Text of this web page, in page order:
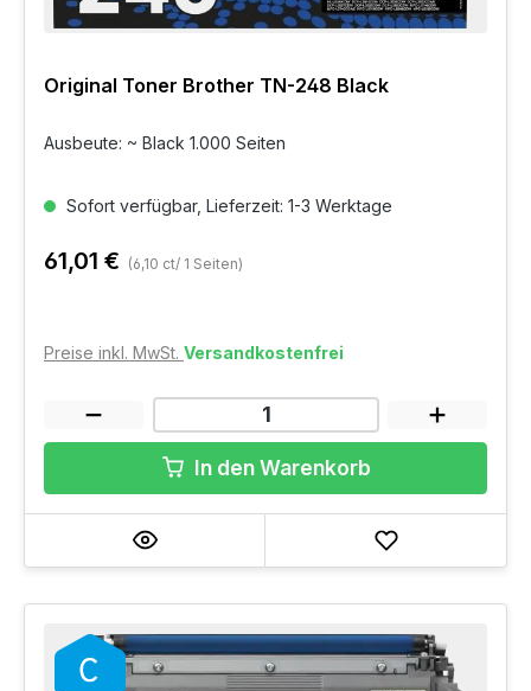
Original Toner Brother TN-248 Black
Ausbeute: ~ Black 1.000 Seiten
Sofort verfügbar, Lieferzeit: 1-3 Werktage
61,01 € (6,10 ct/ 1 Seiten)
Preise inkl. MwSt. Versandkostenfrei
In den Warenkorb